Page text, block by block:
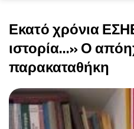
Εκατό χρόνια
ιστορία...» Ο
παρακαταθήκη